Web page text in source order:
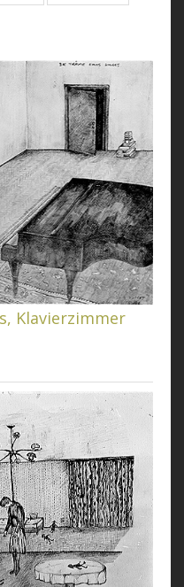
Klavierzimmer